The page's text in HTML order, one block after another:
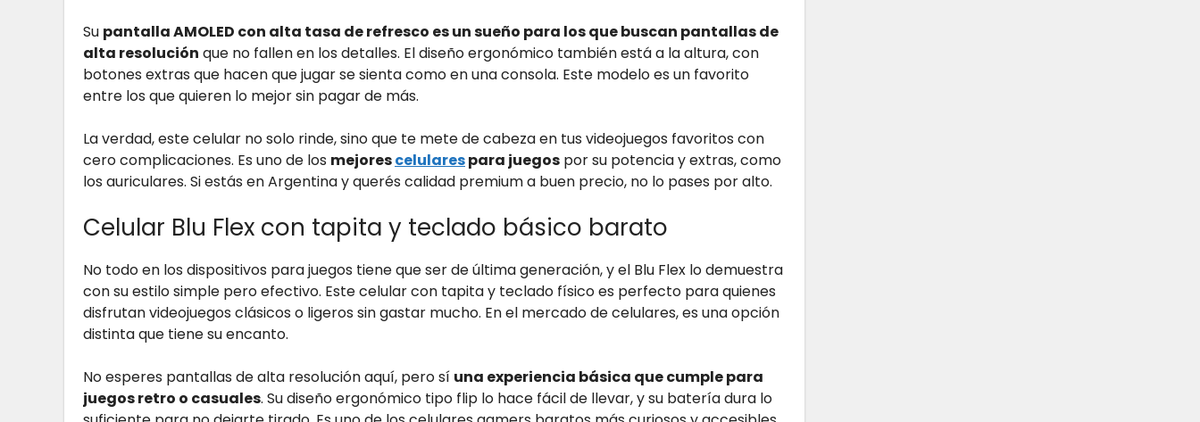
Su pantalla AMOLED con alta tasa de refresco es un sueño para los que buscan pantallas de
alta resolución que no fallen en los detalles. El diseño ergonómico también está a la altura, con
botones extras que hacen que jugar se sienta como en una consola. Este modelo es un favorito
entre los que quieren lo mejor sin pagar de más.
La verdad, este celular no solo rinde, sino que te mete de cabeza en tus videojuegos favoritos con
cero complicaciones. Es uno de los mejorescelularespara juegos por su potencia y extras, como
los auriculares. Si estás en Argentina y querés calidad premium a buen precio, no lo pases por alto.
Celular Blu Flex con tapita y teclado básico barato
No todo en los dispositivos para juegos tiene que ser de última generación, y el Blu Flex lo demuestra
con su estilo simple pero efectivo. Este celular con tapita y teclado físico es perfecto para quienes
disfrutan videojuegos clásicos o ligeros sin gastar mucho. En el mercado de celulares, es una opción
distinta que tiene su encanto.
No esperes pantallas de alta resolución aquí, pero sí una experiencia básica que cumple para
juegos retro o casuales. Su diseño ergonómico tipo flip lo hace fácil de llevar, y su batería dura lo